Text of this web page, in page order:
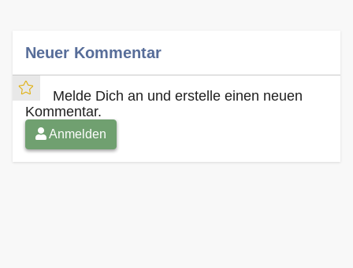
Neuer Kommentar
Melde Dich an und erstelle einen neuen
Kommentar.
Anmelden